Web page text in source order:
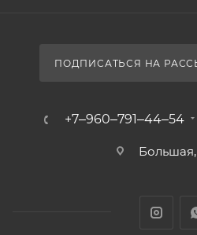
ПОДПИСАТЬСЯ НА
+7‒960‒791‒44‒54